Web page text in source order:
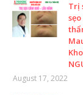
Trị
August 17, 2022